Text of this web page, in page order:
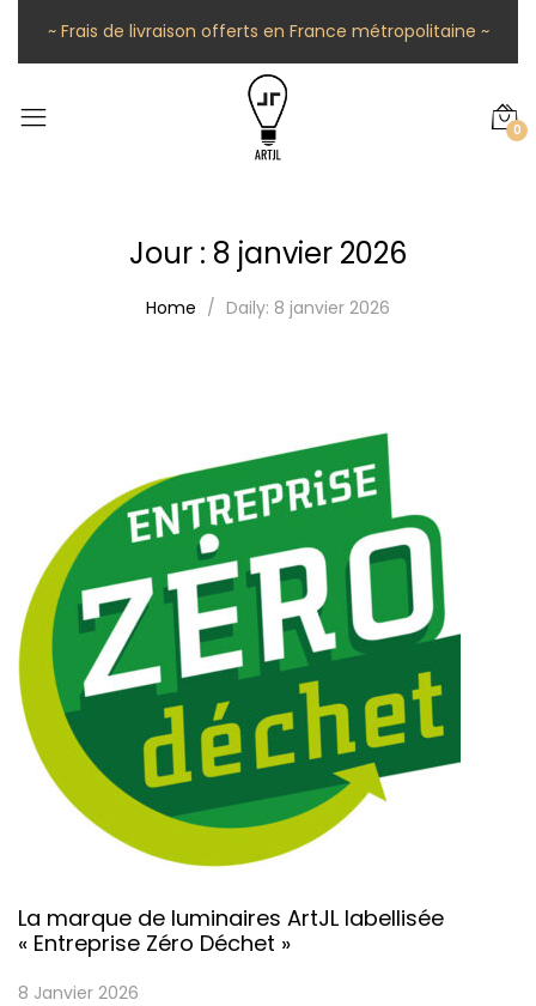
~ Frais de livraison offerts en France métropolitaine ~
0
Jour : 8 janvier 2026
Home Daily: 8 janvier 2026
La marque de luminaires ArtJL labellisée
« Entreprise Zéro Déchet »
8 Janvier 2026